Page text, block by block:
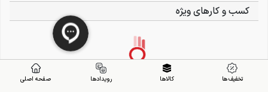
کسب و کارهای ویژه
تخفیف ها کالاها رویدادها صفحه اصلی